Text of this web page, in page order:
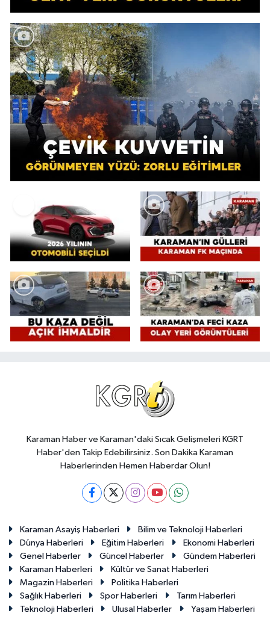
Karaman Haber ve Karaman'daki Sıcak Gelişmeleri KGRT
Haber'den Takip Edebilirsiniz. Son Dakika Karaman
Haberlerinden Hemen Haberdar Olun!
Karaman Asayiş Haberleri
Bilim ve Teknoloji Haberleri
Dünya Haberleri
Eğitim Haberleri
Ekonomi Haberleri
Genel Haberler
Güncel Haberler
Gündem Haberleri
Karaman Haberleri
Kültür ve Sanat Haberleri
Magazin Haberleri
Politika Haberleri
Sağlık Haberleri
Spor Haberleri
Tarım Haberleri
Teknoloji Haberleri
Ulusal Haberler Yaşam Haberleri